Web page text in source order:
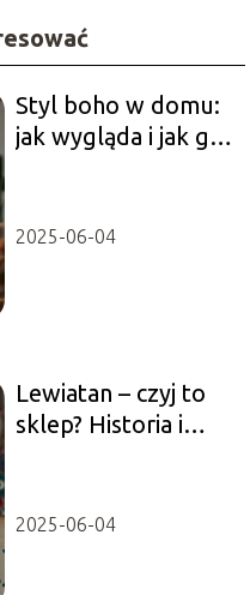
Styl boho w domu:
jak wygląda i jak go
2025-06-04
Lewiatan – czyj to
sklep? Historia i
2025-06-04